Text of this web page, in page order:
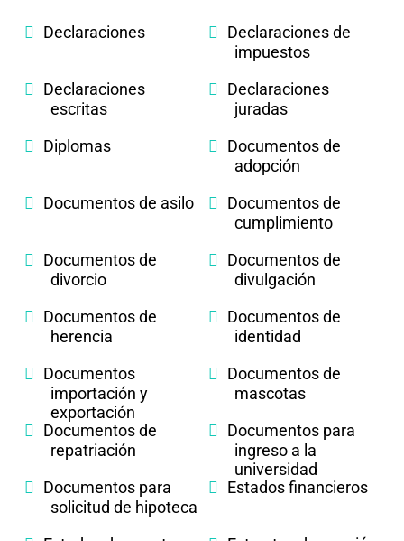
Declaraciones
Declaraciones de
impuestos
Declaraciones
escritas
Declaraciones
juradas
Diplomas
Documentos de
adopción
Documentos de asilo
Documentos de
cumplimiento
Documentos de
divorcio
Documentos de
divulgación
Documentos de
herencia
Documentos de
identidad
Documentos
importación y
exportación
Documentos de
mascotas
Documentos de
repatriación
Documentos para
ingreso a la
universidad
Documentos para
solicitud de hipoteca
Estados financieros